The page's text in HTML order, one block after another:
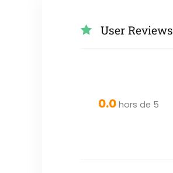
User Reviews
0.0 hors de 5